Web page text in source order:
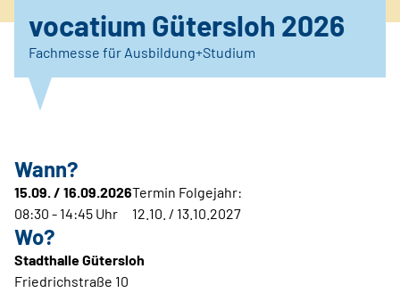
vocatium Gütersloh 2026
Fachmesse für Ausbildung+Studium
Wann?
15.09. / 16.09.2026
08:30 - 14:45 Uhr
Termin Folgejahr:
12.10. / 13.10.2027
Wo?
Stadthalle Gütersloh
Friedrichstraße 10